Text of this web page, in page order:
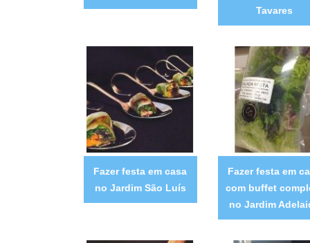
Tavares
Fazer festa em casa
no Jardim São Luís
Fazer festa em
com buffet
no Jardim